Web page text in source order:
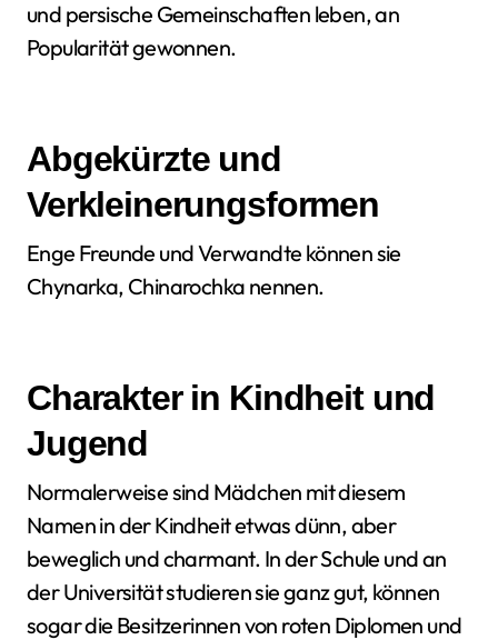
und persische Gemeinschaften leben, an
Popularität gewonnen.
Abgekürzte und
Verkleinerungsformen
Enge Freunde und Verwandte können sie
Chynarka, Chinarochka nennen.
Charakter in Kindheit und
Jugend
Normalerweise sind Mädchen mit diesem
Namen in der Kindheit etwas dünn, aber
beweglich und charmant. In der Schule und an
der Universität studieren sie ganz gut, können
sogar die Besitzerinnen von roten Diplomen und